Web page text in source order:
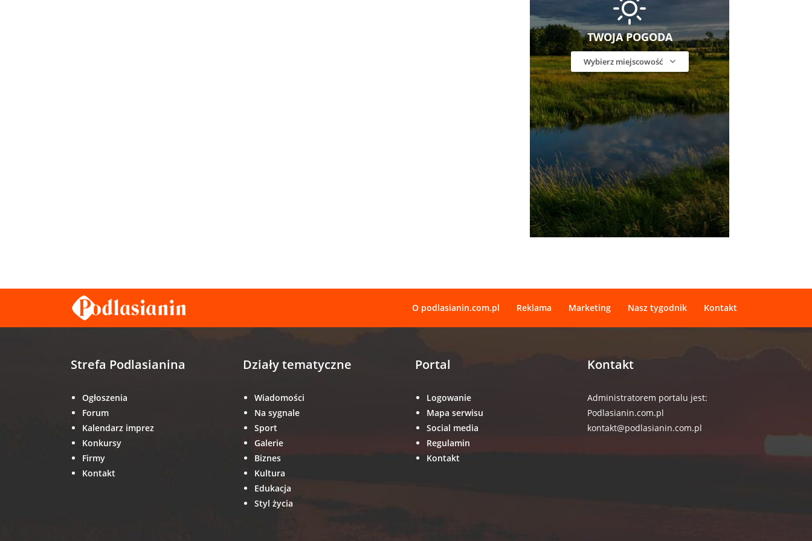
TWOJA POGODA
Wybierz miejscowość
O podlasianin.com.pl Reklama Marketing Nasz tygodnik Kontakt
Strefa Podlasianina
Ogłoszenia
Forum
Kalendarz imprez
Konkursy
Firmy
Kontakt
Działy tematyczne
Wiadomości
Na sygnale
Sport
Galerie
Biznes
Kultura
Edukacja
Styl życia
Portal
Logowanie
Mapa serwisu
Social media
Regulamin
Kontakt
Kontakt
Administratorem portalu jest:
Podlasianin.com.pl
kontakt@podlasianin.com.pl